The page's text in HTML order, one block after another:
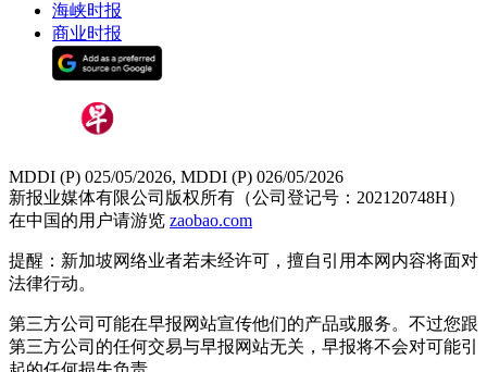
海峡时报
商业时报
MDDI (P) 025/05/2026, MDDI (P) 026/05/2026
新报业媒体有限公司版权所有（公司登记号：202120748H）
在中国的用户请游览 zaobao.com
提醒：新加坡网络业者若未经许可，擅自引用本网内容将面对
法律行动。
第三方公司可能在早报网站宣传他们的产品或服务。不过您跟
第三方公司的任何交易与早报网站无关，早报将不会对可能引